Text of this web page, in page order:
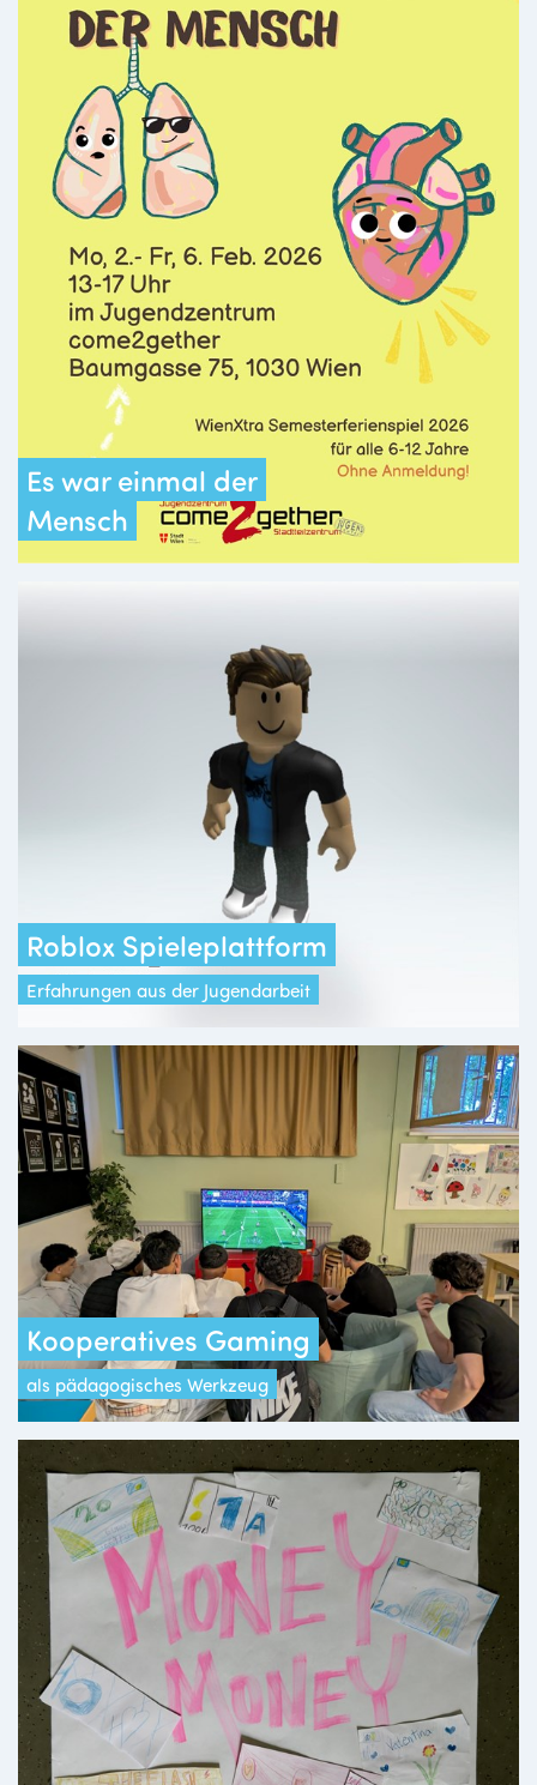
Es war einmal der
Mensch
Roblox Spieleplattform
Erfahrungen aus der Jugendarbeit
Kooperatives Gaming
als pädagogisches Werkzeug